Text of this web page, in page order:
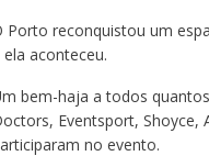
Porto reconquistou um
ela aconteceu.
bem-haja a todos
Eventsport, Shoyce,
no evento.